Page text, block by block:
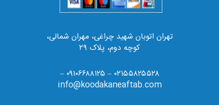
تهران اتوبان شهید چراغی، مهران شمالی،
کوچه دوم، پلاک ۲۹
۰۲۱۵۵۸۲۵۵۲۸ – ۰۹۱۰۶۶۸۸۱۲۵ –
info@koodakaneaftab.com